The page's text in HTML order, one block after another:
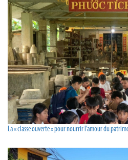
La « classe ouverte » pour nourrir l’amour du